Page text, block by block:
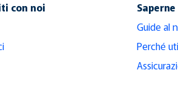
con noi
Guide al
Perché